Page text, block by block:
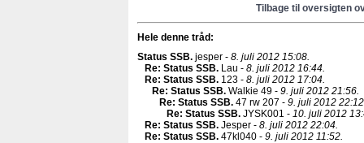
Tilbage til oversigten
Hele denne tråd:
Status SSB. jesper - 8. juli 2012 15:08.
Re: Status SSB. Lau - 8. juli 2012 16:44.
Re: Status SSB. 123 - 8. juli 2012 17:04.
Re: Status SSB. Walkie 49 - 9. juli 2012 21:56.
Re: Status SSB. 47 rw 207 - 9. juli 2012
Re: Status SSB. JYSK001 - 10. juli 2012
Re: Status SSB. Jesper - 8. juli 2012 22:04.
Re: Status SSB. 47kl040 - 9. juli 2012 11:52.